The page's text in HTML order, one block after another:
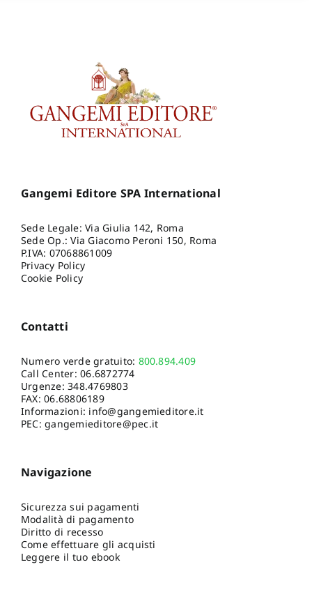
Gangemi Editore SPA International
Sede Legale: Via Giulia 142, Roma
Sede Op.: Via Giacomo Peroni 150, Roma
P.IVA: 07068861009
Privacy Policy
Cookie Policy
Contatti
Numero verde gratuito: 800.894.409
Call Center:06.6872774
Urgenze:348.4769803
FAX: 06.68806189
Informazioni: info@gangemieditore.it
PEC: gangemieditore@pec.it
Navigazione
Sicurezza sui pagamenti
Modalità di pagamento
Diritto di recesso
Come effettuare gli acquisti
Leggere il tuo ebook